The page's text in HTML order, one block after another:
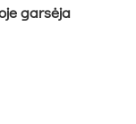
garsėja